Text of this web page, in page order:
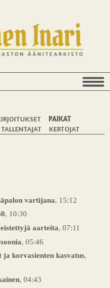
PAIKAT
TALLENTAJAT KERTOJAT
vartijana, 15:12
, 10:30
aarteita, 07:11
, 05:46
korvasienten kasvatus,
, 04:43